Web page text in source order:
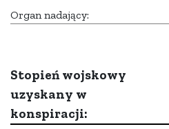
Organ nadający:
Stopień wojskowy
uzyskany w
konspiracji: